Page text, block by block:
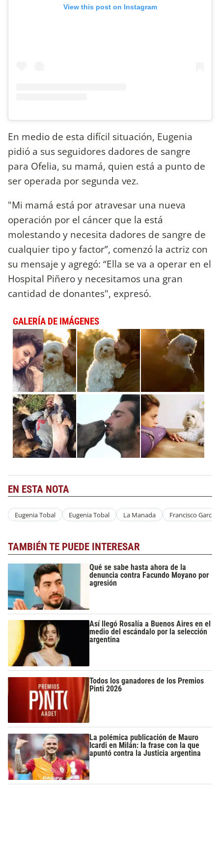
View this post on Instagram
En medio de esta difícil situación, Eugenia
pidió a sus seguidores dadores de sangre
para Ofelia, su mamá, quien está a punto de
ser operada por segunda vez.
"Mi mamá está por atravesar una nueva
operación por el cáncer que la está
molestando y necesita dadores de sangre de
cualquier tipo y factor”, comenzó la actriz con
su mensaje y agregó: “Ella se va a operar en el
Hospital Piñero y necesitamos una gran
cantidad de donantes", expresó.
GALERÍA DE IMÁGENES
EN ESTA NOTA
Eugenia Tobal Eugenia Tobal La Manada Francisco Garcia
TAMBIÉN TE PUEDE INTERESAR
Qué se sabe hasta ahora de la
denuncia contra Facundo Moyano por
agresión
Así llegó Rosalía a Buenos Aires en el
medio del escándalo por la selección
argentina
Todos los ganadores de los Premios
Pinti 2026
La polémica publicación de Mauro
Icardi en Milán: la frase con la que
apuntó contra la Justicia argentina